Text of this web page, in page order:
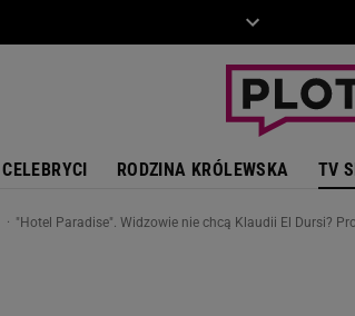
CELEBRYCI RODZINA KRÓLEWSKA TV
"Hotel Paradise". Widzowie nie chcą Klaudii El Dursi?